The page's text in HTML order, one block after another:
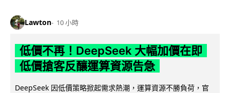
Lawton 10 小時
低價不再！DeepSeek 大幅加價在即
低價搶客反釀運算資源告急
DeepSeek 因低價策略掀起需求熱潮，運算資源不勝負荷，官